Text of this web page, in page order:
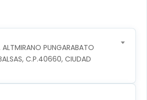
PUNGARABATO
C.P.40660, CIUDAD